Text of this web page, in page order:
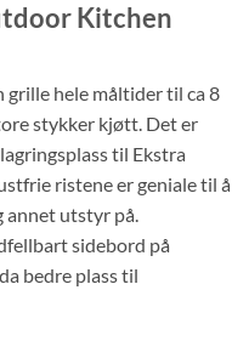
Kitchen
grille hele måltider til ca 8
stykker kjøtt. Det er
til Ekstra
ristene er geniale til å
annet utstyr på.
sidebord på
bedre plass til